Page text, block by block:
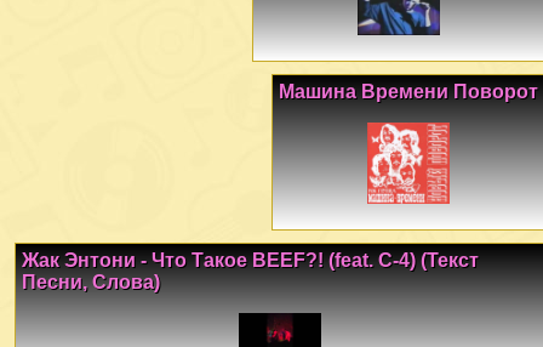
Машина Времени Поворот
Жак Энтони - Что Такое BEEF?! (feat. С-4) (Текст
Песни, Слова)